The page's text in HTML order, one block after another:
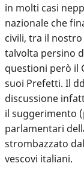
in molti casi
nazionale che
civili, tra il
talvolta persino
questioni però il
suoi Prefetti. Il
discussione
il suggerimento
parlamentari
strombazzato
vescovi italiani.